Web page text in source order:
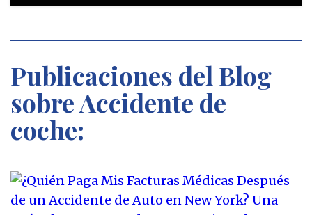
Publicaciones del Blog
sobre Accidente de
coche: